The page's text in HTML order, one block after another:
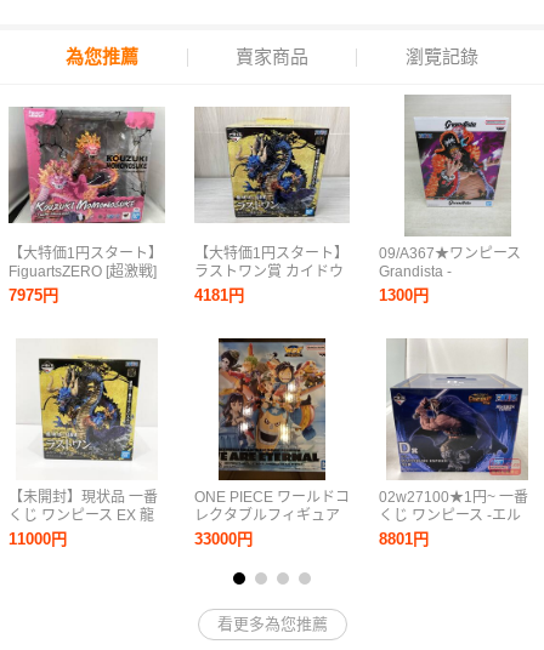
為您推薦 賣家商品 瀏覽記錄
【大特価1円スタート】
FiguartsZERO [超激戦]
光月モモの助 -双龍図-
ワンピース
7975円
【未開封】現状品 一番
くじ ワンピース EX 龍
と袂を連ねし猛者達 ラ
ストワン賞 カイドウ 魂
11000円
【大特価1円スタート】
ラストワン賞 カイドウ
-魂豪示像- メタリック
カラーver. 一番くじ ワ
連ねし猛者達 ワンピー
4181円
ONE PIECE ワールドコ
レクタブルフィギュア
PREMIUM -WE ARE
ETERNAL-他一番くじB
賞ウソップ、コレクタ
ブル8点
33000円
09/A367★ワンピース
Grandista -
MARSHALL.D.TEACH-
マーシャル・D・ティー
ア★バンプレスト★プ
1300円
02w27100★1円~ 一番
くじ ワンピース -エル
バフ編- GIANT BASH!!
Vol.1 D賞 ドリー ※未
8801円
看更多為您推薦